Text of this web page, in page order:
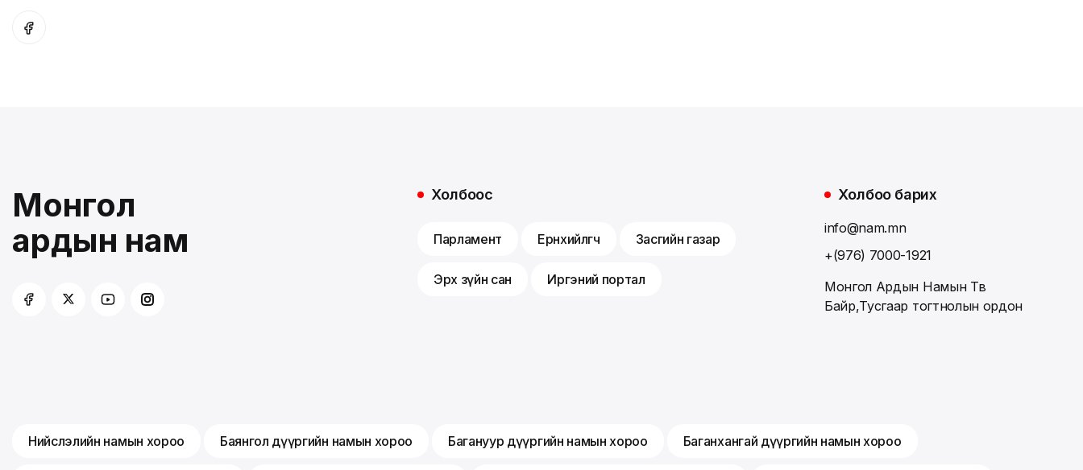
Монгол
ардын нам
Холбоос
Парламент Ерөнхийлөгч Засгийн газар
Эрх зүйн сан Иргэний портал
Холбоо барих
info@nam.mn
+(976) 7000-1921
Монгол Ардын Намын Төв
Байр,Тусгаар тогтнолын ордон
Нийслэлийн намын хороо Баянгол дүүргийн намын хороо Багануур дүүргийн намын хороо Баганхангай дүүргийн намын хороо